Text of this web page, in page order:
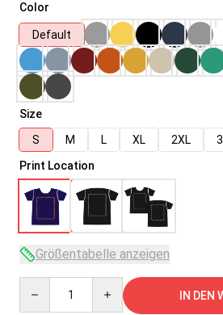
Color
Default
Size
S
M L XL 2XL
Print Location
Größentabelle anzeigen
IN DEN